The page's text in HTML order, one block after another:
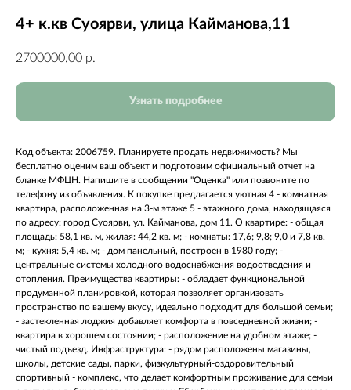
4+ к.кв Суоярви, улица Кайманова,11
2700000,00 р.
Узнать подробнее
Код объекта: 2006759. Планируете продать недвижимость? Мы
бесплатно оценим ваш объект и подготовим официальный отчет на
бланке МФЦН. Напишите в сообщении "Оценка" или позвоните по
телефону из объявления. К покупке предлагается уютная 4 - комнатная
квартира, расположенная на 3-м этаже 5 - этажного дома, находящаяся
по адресу: город Суоярви, ул. Кайманова, дом 11. О квартире: - общая
площадь: 58,1 кв. м, жилая: 44,2 кв. м; - комнаты: 17,6; 9,8; 9,0 и 7,8 кв.
м; - кухня: 5,4 кв. м; - дом панельный, построен в 1980 году; -
центральные системы холодного водоснабжения водоотведения и
отопления. Преимущества квартиры: - обладает функциональной
продуманной планировкой, которая позволяет организовать
пространство по вашему вкусу, идеально подходит для большой семьи;
- застекленная лоджия добавляет комфорта в повседневной жизни; -
квартира в хорошем состоянии; - расположение на удобном этаже; -
чистый подъезд. Инфраструктура: - рядом расположены магазины,
школы, детские сады, парки, физкультурный-оздоровительный
спортивный - комплекс, что делает комфортным проживание для семьи